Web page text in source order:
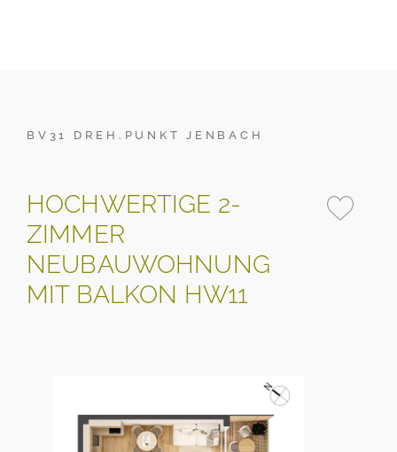
BV31 DREH.PUNKT JENBACH
HOCHWERTIGE 2-
ZIMMER
NEUBAUWOHNUNG
MIT BALKON HW11